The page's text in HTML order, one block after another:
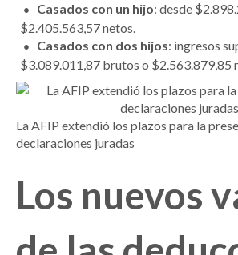
Casados con un hijo: desde
$2.405.563,57 netos.
Casados con dos hijos: ingresos
$3.089.011,87 brutos o $2.563.879,85
La AFIP extendió los plazos para la
declaraciones juradas
Los nuevos